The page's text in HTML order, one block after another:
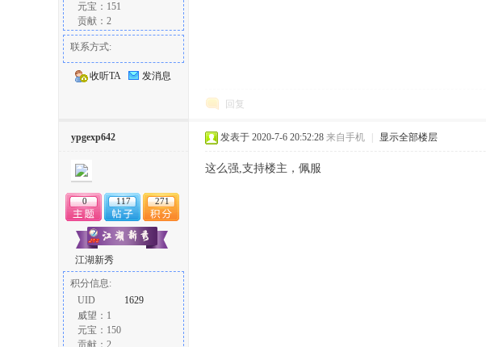
元宝：151
贡献：2
联系方式:
收听TA 发消息
回复
ypgexp642
0 117 271
江湖新秀
积分信息:
UID
1629
威望：1
元宝：150
贡献：2
发表于 2020-7-6 20:52:28 来自手机 显示全部楼层
这么强,支持楼主，佩服